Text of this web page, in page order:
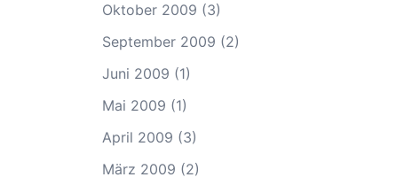
Oktober 2009 (3)
September 2009 (2)
Juni 2009 (1)
Mai 2009 (1)
April 2009 (3)
März 2009 (2)